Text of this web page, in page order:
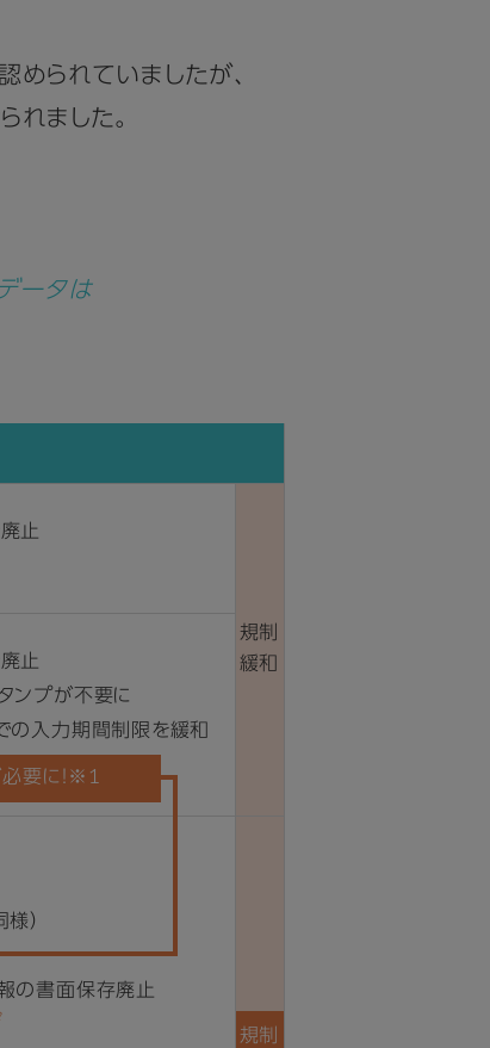
られていましたが、
れました。
ータは
止
規制
緩和
止
ンプが不要に
の入力期間制限を緩和
能に
）
の書面保存廃止
規制
要に！※1